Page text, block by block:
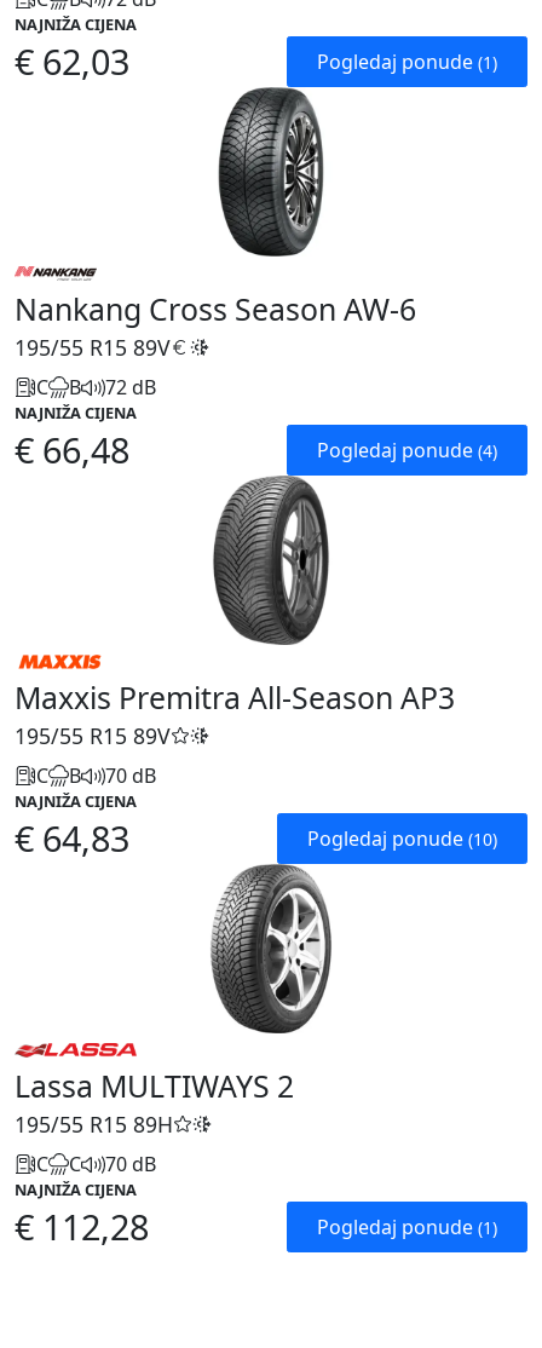
NAJNIŽA CIJENA
€ 62,03 Pogledaj ponude (1)
Nankang Cross Season AW-6
195/55 R15 89V
C B 72 dB
NAJNIŽA CIJENA
€ 66,48 Pogledaj ponude (4)
Maxxis Premitra All-Season AP3
195/55 R15 89V
C B 70 dB
NAJNIŽA CIJENA
€ 64,83 Pogledaj ponude (10)
Lassa MULTIWAYS 2
195/55 R15 89H
C C 70 dB
NAJNIŽA CIJENA
€ 112,28 Pogledaj ponude (1)